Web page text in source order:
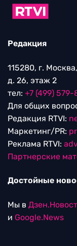
Редакция
115280, г.
д. 26, этаж 2
тел: +7 (499)
Для общих
Редакция RTVI:
Маркетинг/PR:
Реклама RTVI:
Партнерские
Достойные
Мы в
и Google.News